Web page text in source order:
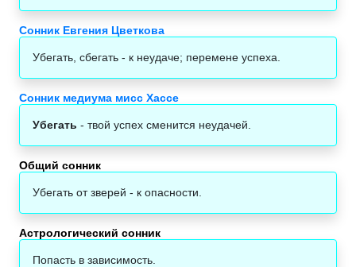
Сонник Евгения Цветкова
Убегать, сбегать - к неудаче; перемене успеха.
Сонник медиума мисс Хассе
Убегать - твой успех сменится неудачей.
Общий сонник
Убегать от зверей - к опасности.
Астрологический сонник‎
Попасть в зависимость.